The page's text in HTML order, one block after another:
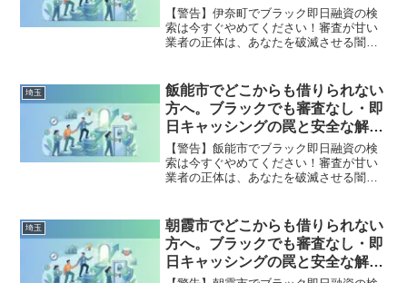
策
【警告】伊奈町でブラック即日融資の検
索は今すぐやめてください！審査が甘い
業者の正体は、あなたを破滅させる闇金
町で違法業者を避け、借金地獄から抜け
出した方々の実体験と確実な解決策を完
全公開。
埼玉
飯能市でどこからも借りられない
方へ。ブラックでも審査なし・即
日キャッシングの罠と安全な解決
策
【警告】飯能市でブラック即日融資の検
索は今すぐやめてください！審査が甘い
業者の正体は、あなたを破滅させる闇金
市で違法業者を避け、借金地獄から抜け
出した方々の実体験と確実な解決策を完
全公開。
埼玉
朝霞市でどこからも借りられない
方へ。ブラックでも審査なし・即
日キャッシングの罠と安全な解決
策